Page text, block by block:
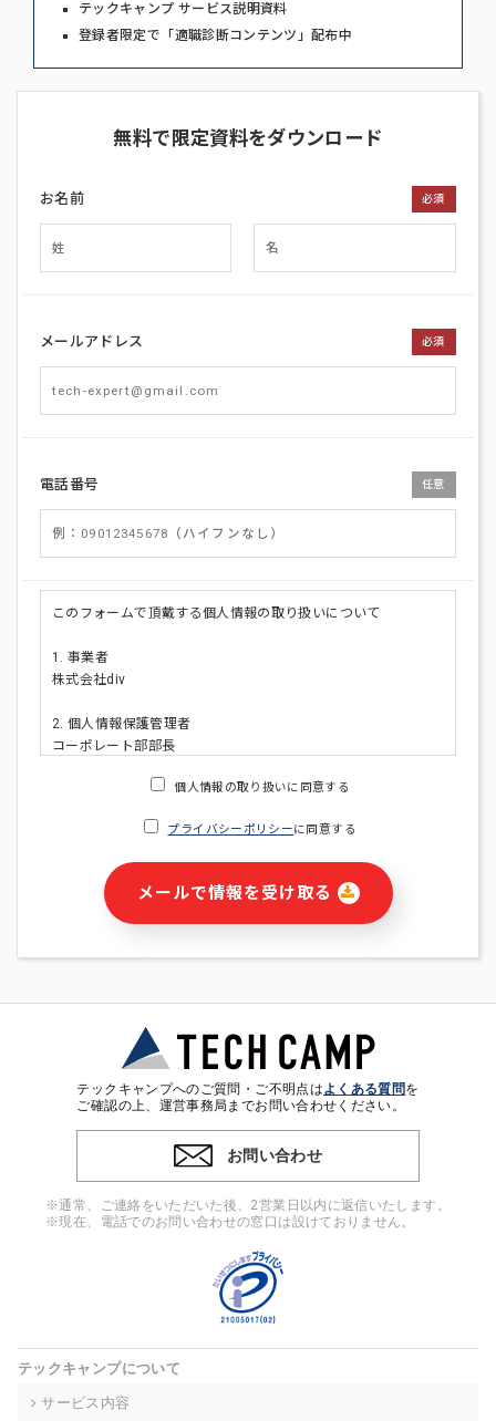
テックキャンプ サービス説明資料
登録者限定で「適職診断コンテンツ」配布中
無料で限定資料をダウンロード
お名前 必須
メールアドレス 必須
電話番号 任意
このフォームで頂戴する個人情報の取り扱いについて
1. 事業者
株式会社div
2. 個人情報保護管理者
コーポレート部部長
・ご請求された資料の送付のため
・本サービス及び本サービスに関連する情報(当社及び第三者の
サービス又は商品等の広告配信・宣伝を含みますが、それらに
・個人(法人の場合は担当者)を識別できない形式に加工した統
計情報の作成および利用
※上記の利用目的に基づいた本人への連絡及び配信について
4. 個人情報の第三者提供
ンをとるために、氏名等の一部の情報をサービス内で使用する
チャットツールで発信することにより、本サービスの他の利用
者等に提供することがあります。
当社は事業運営上、前項利用目的の範囲に限って個人情報を外
高い委託先を選定し、個人情報の適正管理・機密保持について
個人情報の取り扱いに同意する
プライバシーポリシーに同意する
メールで情報を受け取る
テックキャンプへのご質問・ご不明点はよくある質問を
ご確認の上、運営事務局までお問い合わせください。
お問い合わせ
※通常、ご連絡をいただいた後、2営業日以内に返信いたします。
※現在、電話でのお問い合わせの窓口は設けておりません。
テックキャンプについて
サービス内容